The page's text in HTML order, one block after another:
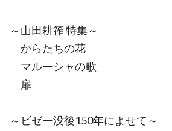
～山田耕筰 特集～
からたちの花
マルーシャの歌
扉
～ビゼー没後150年によせて～